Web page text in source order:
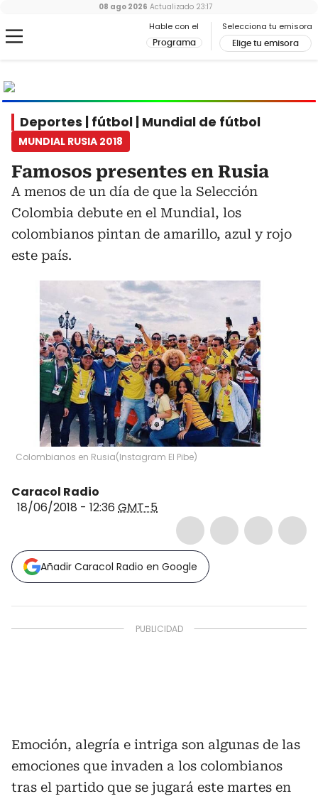
Hable con el
Programa
Selecciona tu emisora
Elige tu emisora
08 ago 2026 Actualizado 23:17
Deportes | fútbol | Mundial de fútbol
MUNDIAL RUSIA 2018
Famosos presentes en Rusia
A menos de un día de que la Selección
Colombia debute en el Mundial, los
colombianos pintan de amarillo, azul y rojo
este país.
Colombianos en Rusia(Instagram El Pibe)
Caracol Radio
18/06/2018 - 12:36 GMT-5
Añadir Caracol Radio en Google
Emoción, alegría e intriga son algunas de las
emociones que invaden a los colombianos
tras el partido que se jugará este martes en